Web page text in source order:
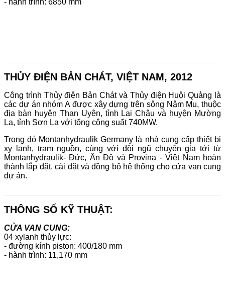
THỦY ĐIỆN BẢN CHÁT, VIỆT NAM, 2012
Công trình Thủy điện Bản Chát và Thủy điện Huội Quảng là
các dự án nhóm A được xây dựng trên sông Nậm Mu, thuộc
địa bàn huyện Than Uyên, tỉnh Lai Châu và huyện Mường
La, tỉnh Sơn La với tổng công suất 740MW.
Trong đó Montanhydraulik Germany là nhà cung cấp thiết bị
xy lanh, trạm nguồn, cùng với đội ngũ chuyên gia tới từ
Montanhydraulik- Đức, Ấn Độ và Provina - Việt Nam hoàn
thành lắp đặt, cài đặt và đồng bộ hệ thống cho cửa van cung
dự án.
THÔNG SỐ KỸ THUẬT:
CỬA VAN CUNG:
04 xylanh thủy lực:
- đường kính piston: 400/180 mm
- hành trình: 11,170 mm